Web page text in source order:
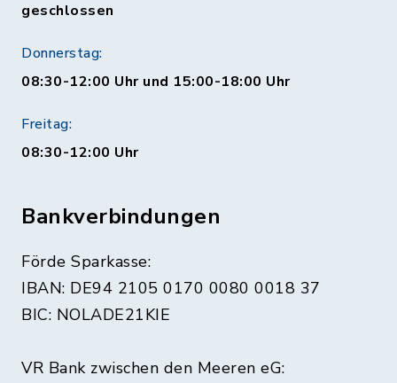
geschlossen
Donnerstag:
08:30-12:00 Uhr und 15:00-18:00 Uhr
Freitag:
08:30-12:00 Uhr
Bankverbindungen
Förde Sparkasse:
IBAN: DE94 2105 0170 0080 0018 37
BIC: NOLADE21KIE
VR Bank zwischen den Meeren eG: